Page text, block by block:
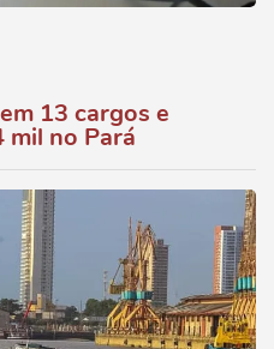
13 cargos e
mil no Pará